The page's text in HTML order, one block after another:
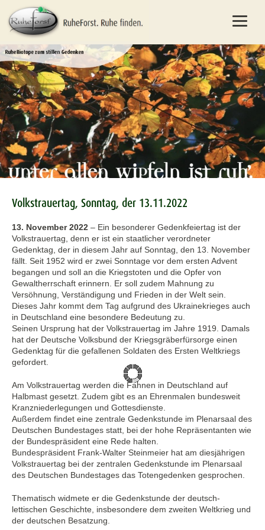
Volkstrauertag, Sonntag, der 13.11.2022
13. November 2022 – Ein besonderer Gedenkfeiertag ist der
Volkstrauertag, denn er ist ein staatlicher verordneter
Gedenktag, der in diesem Jahr auf Sonntag, den 13. November
fällt. Seit 1952 wird er zwei Sonntage vor dem ersten Advent
begangen und soll an die Kriegstoten und die Opfer von
Gewaltherrschaft erinnern. Er soll zudem Mahnung zu
Versöhnung, Verständigung und Frieden in der Welt sein.
Dieses Jahr kommt dem Tag aufgrund des Ukrainekrieges auch
in Deutschland eine besondere Bedeutung zu.
Seinen Ursprung hat der Volkstrauertag im Jahre 1919. Damals
hat der Deutsche Volksbund der Kriegsgräberfürsorge einen
Gedenktag für die gefallenen Soldaten des Ersten Weltkriegs
gefordert.
Am Volkstrauertag werden die Fahnen in Deutschland auf
Halbmast gesetzt. Zudem gibt es an Ehrenmalen bundesweit
Kranzniederlegungen und Gottesdienste.
Außerdem findet eine zentrale Gedenkstunde im Plenarsaal des
Deutschen Bundestages statt, bei der hohe Repräsentanten wie
der Bundespräsident eine Rede halten.
Bundespräsident Frank-Walter Steinmeier hat am diesjährigen
Volkstrauertag bei der zentralen Gedenkstunde im Plenarsaal
des Deutschen Bundestages das Totengedenken gesprochen.
Thematisch widmete er die Gedenkstunde der deutsch-
lettischen Geschichte, insbesondere dem zweiten Weltkrieg und
der deutschen Besatzung.